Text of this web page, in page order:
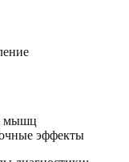
мышц
эффекты